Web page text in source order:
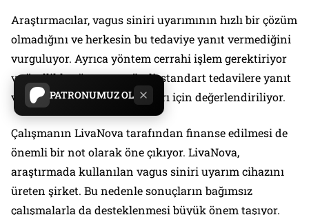
PATRONUMUZ OL
Araştırmacılar, vagus siniri uyarımının hızlı bir çözüm
olmadığını ve herkesin bu tedaviye yanıt vermediğini
vurguluyor. Ayrıca yöntem cerrahi işlem gerektiriyor
ve özellikle ağır, uzun süreli, standart tedavilere yanıt
vermeyen depresyon hastaları için değerlendiriliyor.
Çalışmanın LivaNova tarafından finanse edilmesi de
önemli bir not olarak öne çıkıyor. LivaNova,
araştırmada kullanılan vagus siniri uyarım cihazını
üreten şirket. Bu nedenle sonuçların bağımsız
çalışmalarla da desteklenmesi büyük önem taşıyor.